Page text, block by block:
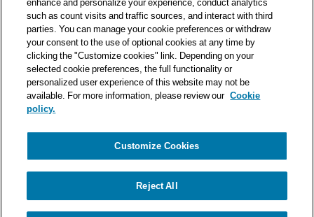
en aucun cas se substituer à un conseil délivré par un
professionnel en fonction d’une situation donnée. Un soin
particulier est apporté à la rédaction de nos articles, néanmoins
Deloitte Société d’Avocats décline toute responsabilité relative
aux éventuelles erreurs et omissions qu’ils pourraient contenir.​
Politique de confidentialité
Mentions légales
© Deloitte Société d’Avocats. Une entité du réseau Deloitte.
such as count visits and traffic sources, and interact with third
parties. You can manage your cookie preferences or withdraw
your consent to the use of optional cookies at any time by
clicking the "Customize cookies" link. Depending on your
selected cookie preferences, the full functionality or
personalized user experience of this website may not be
available. For more information, please review our Cookie
policy.
Customize Cookies
Reject All